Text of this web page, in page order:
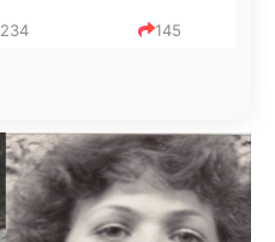
234 145